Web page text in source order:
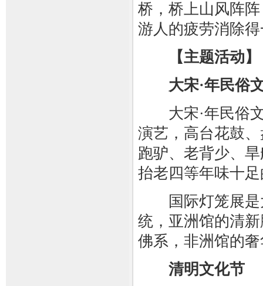
桥，桥上山风阵
游人的疲劳消除
【主题活动】
大宋·年民俗
大宋·年民俗文
演艺，高台花鼓
跑驴、老背少、
抬老四等年味十
国际灯笼展是
统，亚洲馆的清
佛系，非洲馆的
清明文化节